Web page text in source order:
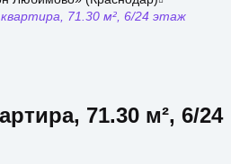
71.30 м², 6/24 этаж
71.30 м², 6/24